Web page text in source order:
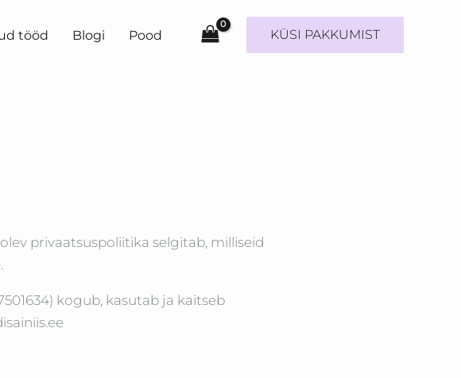
tööd Blogi Pood KÜSI PAKKUMIST
privaatsuspoliitika selgitab, milliseid
kogub, kasutab ja kaitseb